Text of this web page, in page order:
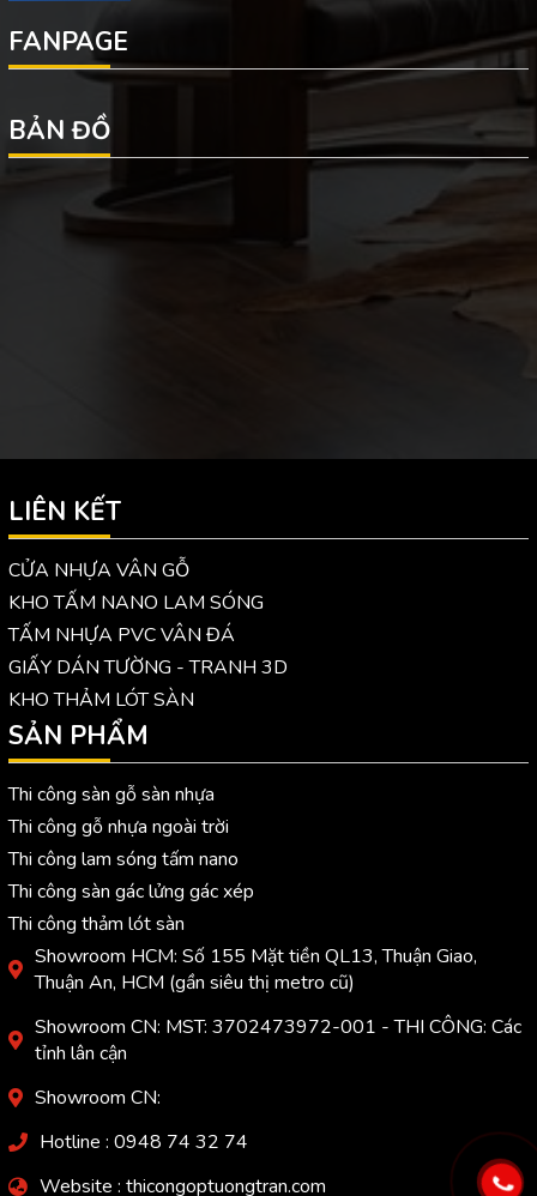
FANPAGE
BẢN ĐỒ
LIÊN KẾT
CỬA NHỰA VÂN GỖ
KHO TẤM NANO LAM SÓNG
TẤM NHỰA PVC VÂN ĐÁ
GIẤY DÁN TƯỜNG - TRANH 3D
KHO THẢM LÓT SÀN
SẢN PHẨM
Thi công sàn gỗ sàn nhựa
Thi công gỗ nhựa ngoài trời
Thi công lam sóng tấm nano
Thi công sàn gác lửng gác xép
Thi công thảm lót sàn
Showroom HCM: Số 155 Mặt tiền QL13, Thuận Giao,
Thuận An, HCM (gần siêu thị metro cũ)
Showroom CN: MST: 3702473972-001 - THI CÔNG: Các
tỉnh lân cận
Showroom CN:
Hotline : 0948 74 32 74
Website : thicongoptuongtran.com